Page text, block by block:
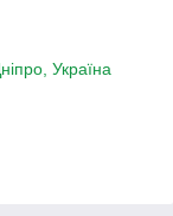
Україна